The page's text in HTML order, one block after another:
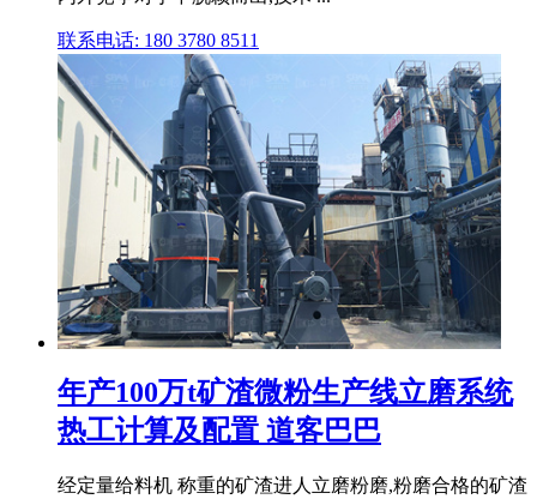
联系电话: 180 3780 8511
年产100万t矿渣微粉生产线立磨系统
热工计算及配置 道客巴巴
经定量给料机 称重的矿渣进人立磨粉磨,粉磨合格的矿渣